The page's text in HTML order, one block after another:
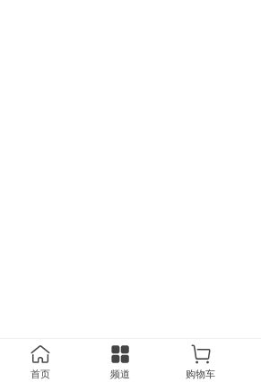
首页 频道 购物车